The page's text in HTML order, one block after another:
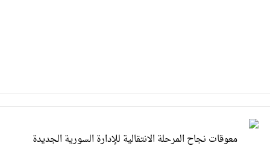
معوقات نجاح المرحلة الانتقالية للإدارة السورية الجديدة